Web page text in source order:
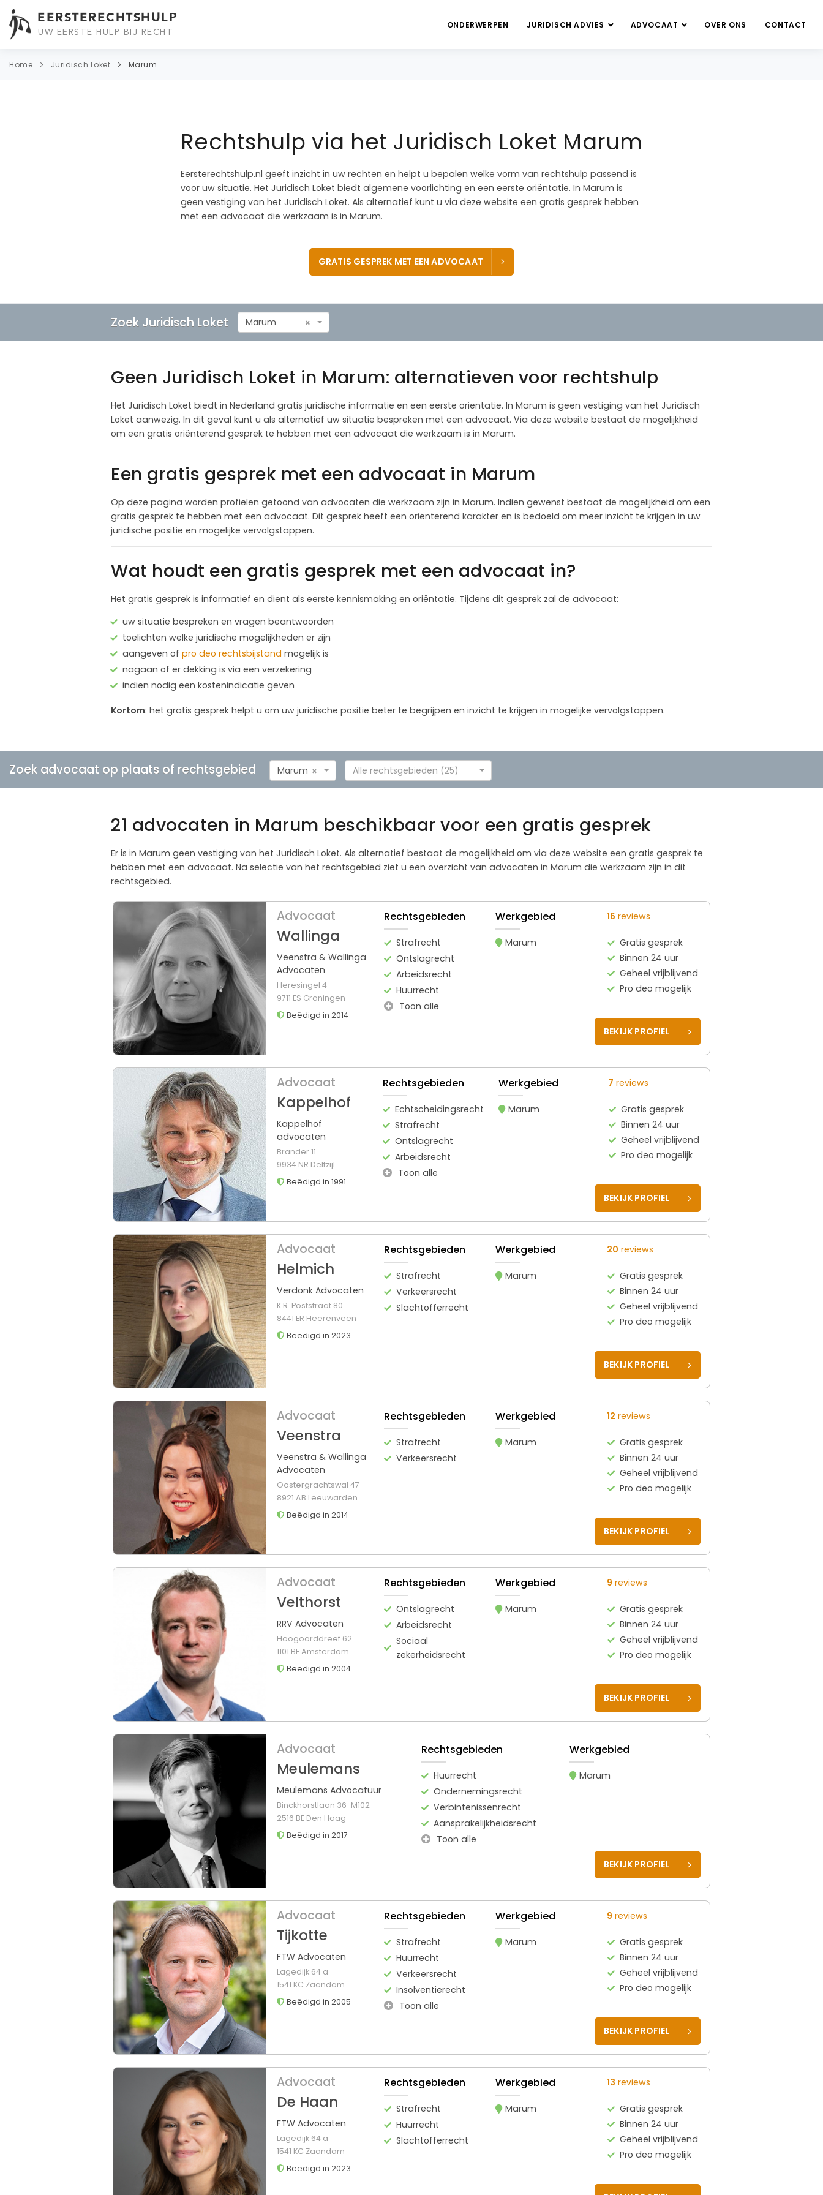
EERSTERECHTSHULP
UW EERSTE HULP BIJ RECHT
ONDERWERPEN JURIDISCH ADVIES ADVOCAAT OVER ONS CONTACT
Home Juridisch Loket Marum
Rechtshulp via het Juridisch Loket Marum
Eersterechtshulp.nl geeft inzicht in uw rechten en helpt u bepalen welke vorm van rechtshulp passend is
voor uw situatie. Het Juridisch Loket biedt algemene voorlichting en een eerste oriëntatie. In Marum is
geen vestiging van het Juridisch Loket. Als alternatief kunt u via deze website een gratis gesprek hebben
met een advocaat die werkzaam is in Marum.
GRATIS GESPREK MET EEN ADVOCAAT
Zoek Juridisch Loket ×
Marum
Geen Juridisch Loket in Marum: alternatieven voor rechtshulp
Het Juridisch Loket biedt in Nederland gratis juridische informatie en een eerste oriëntatie. In Marum is geen vestiging van het Juridisch
Loket aanwezig. In dit geval kunt u als alternatief uw situatie bespreken met een advocaat. Via deze website bestaat de mogelijkheid
om een gratis oriënterend gesprek te hebben met een advocaat die werkzaam is in Marum.
Een gratis gesprek met een advocaat in Marum
Op deze pagina worden profielen getoond van advocaten die werkzaam zijn in Marum. Indien gewenst bestaat de mogelijkheid om een
gratis gesprek te hebben met een advocaat. Dit gesprek heeft een oriënterend karakter en is bedoeld om meer inzicht te krijgen in uw
juridische positie en mogelijke vervolgstappen.
Wat houdt een gratis gesprek met een advocaat in?
Het gratis gesprek is informatief en dient als eerste kennismaking en oriëntatie. Tijdens dit gesprek zal de advocaat:
uw situatie bespreken en vragen beantwoorden
toelichten welke juridische mogelijkheden er zijn
aangeven of pro deo rechtsbijstand mogelijk is
nagaan of er dekking is via een verzekering
indien nodig een kostenindicatie geven
Kortom: het gratis gesprek helpt u om uw juridische positie beter te begrijpen en inzicht te krijgen in mogelijke vervolgstappen.
Zoek advocaat op plaats of rechtsgebied ×
Marum Alle rechtsgebieden (25)
21 advocaten in Marum beschikbaar voor een gratis gesprek
Er is in Marum geen vestiging van het Juridisch Loket. Als alternatief bestaat de mogelijkheid om via deze website een gratis gesprek te
hebben met een advocaat. Na selectie van het rechtsgebied ziet u een overzicht van advocaten in Marum die werkzaam zijn in dit
rechtsgebied.
Advocaat
Wallinga
Veenstra & Wallinga
Advocaten
Heresingel 4
9711 ES Groningen
Beëdigd in 2014
Rechtsgebieden
Strafrecht
Ontslagrecht
Arbeidsrecht
Huurrecht
Toon alle
Werkgebied
Marum
16 reviews
Gratis gesprek
Binnen 24 uur
Geheel vrijblijvend
Pro deo mogelijk
BEKIJK PROFIEL
Advocaat
Kappelhof
Kappelhof
advocaten
Brander 11
9934 NR Delfzijl
Beëdigd in 1991
Rechtsgebieden
Echtscheidingsrecht
Strafrecht
Ontslagrecht
Arbeidsrecht
Toon alle
Werkgebied
Marum
7 reviews
Gratis gesprek
Binnen 24 uur
Geheel vrijblijvend
Pro deo mogelijk
BEKIJK PROFIEL
Advocaat
Helmich
Verdonk Advocaten
K.R. Poststraat 80
8441 ER Heerenveen
Beëdigd in 2023
Rechtsgebieden
Strafrecht
Verkeersrecht
Slachtofferrecht
Werkgebied
Marum
20 reviews
Gratis gesprek
Binnen 24 uur
Geheel vrijblijvend
Pro deo mogelijk
BEKIJK PROFIEL
Advocaat
Veenstra
Veenstra & Wallinga
Advocaten
Oostergrachtswal 47
8921 AB Leeuwarden
Beëdigd in 2014
Rechtsgebieden
Strafrecht
Verkeersrecht
Werkgebied
Marum
12 reviews
Gratis gesprek
Binnen 24 uur
Geheel vrijblijvend
Pro deo mogelijk
BEKIJK PROFIEL
Advocaat
Velthorst
RRV Advocaten
Hoogoorddreef 62
1101 BE Amsterdam
Beëdigd in 2004
Rechtsgebieden
Ontslagrecht
Arbeidsrecht
Sociaal
zekerheidsrecht
Werkgebied
Marum
9 reviews
Gratis gesprek
Binnen 24 uur
Geheel vrijblijvend
Pro deo mogelijk
BEKIJK PROFIEL
Advocaat
Meulemans
Meulemans Advocatuur
Binckhorstlaan 36-M102
2516 BE Den Haag
Beëdigd in 2017
Rechtsgebieden
Huurrecht
Ondernemingsrecht
Verbintenissenrecht
Aansprakelijkheidsrecht
Toon alle
Werkgebied
Marum
BEKIJK PROFIEL
Advocaat
Tijkotte
FTW Advocaten
Lagedijk 64 a
1541 KC Zaandam
Beëdigd in 2005
Rechtsgebieden
Strafrecht
Huurrecht
Verkeersrecht
Insolventierecht
Toon alle
Werkgebied
Marum
9 reviews
Gratis gesprek
Binnen 24 uur
Geheel vrijblijvend
Pro deo mogelijk
BEKIJK PROFIEL
Advocaat
De Haan
FTW Advocaten
Lagedijk 64 a
1541 KC Zaandam
Beëdigd in 2023
Rechtsgebieden
Strafrecht
Huurrecht
Slachtofferrecht
Werkgebied
Marum
13 reviews
Gratis gesprek
Binnen 24 uur
Geheel vrijblijvend
Pro deo mogelijk